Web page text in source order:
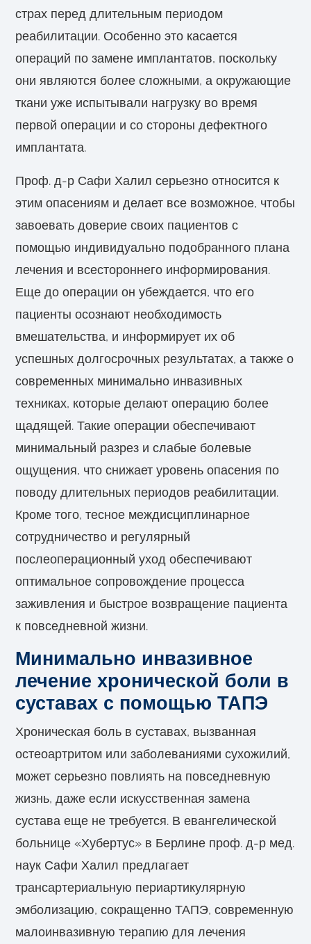
страх перед длительным периодом
реабилитации. Особенно это касается
операций по замене имплантатов, поскольку
они являются более сложными, а окружающие
ткани уже испытывали нагрузку во время
первой операции и со стороны дефектного
имплантата.
Проф. д-р Сафи Халил серьезно относится к
этим опасениям и делает все возможное, чтобы
завоевать доверие своих пациентов с
помощью индивидуально подобранного плана
лечения и всестороннего информирования.
Еще до операции он убеждается, что его
пациенты осознают необходимость
вмешательства, и информирует их об
успешных долгосрочных результатах, а также о
современных минимально инвазивных
техниках, которые делают операцию более
щадящей. Такие операции обеспечивают
минимальный разрез и слабые болевые
ощущения, что снижает уровень опасения по
поводу длительных периодов реабилитации.
Кроме того, тесное междисциплинарное
сотрудничество и регулярный
послеоперационный уход обеспечивают
оптимальное сопровождение процесса
заживления и быстрое возвращение пациента
к повседневной жизни.
Минимально инвазивное
лечение хронической боли в
суставах с помощью ТАПЭ
Хроническая боль в суставах, вызванная
остеоартритом или заболеваниями сухожилий,
может серьезно повлиять на повседневную
жизнь, даже если искусственная замена
сустава еще не требуется. В евангелической
больнице «Хубертус» в Берлине проф. д-р мед.
наук Сафи Халил предлагает
трансартериальную периартикулярную
эмболизацию, сокращенно ТАПЭ, современную
малоинвазивную терапию для лечения